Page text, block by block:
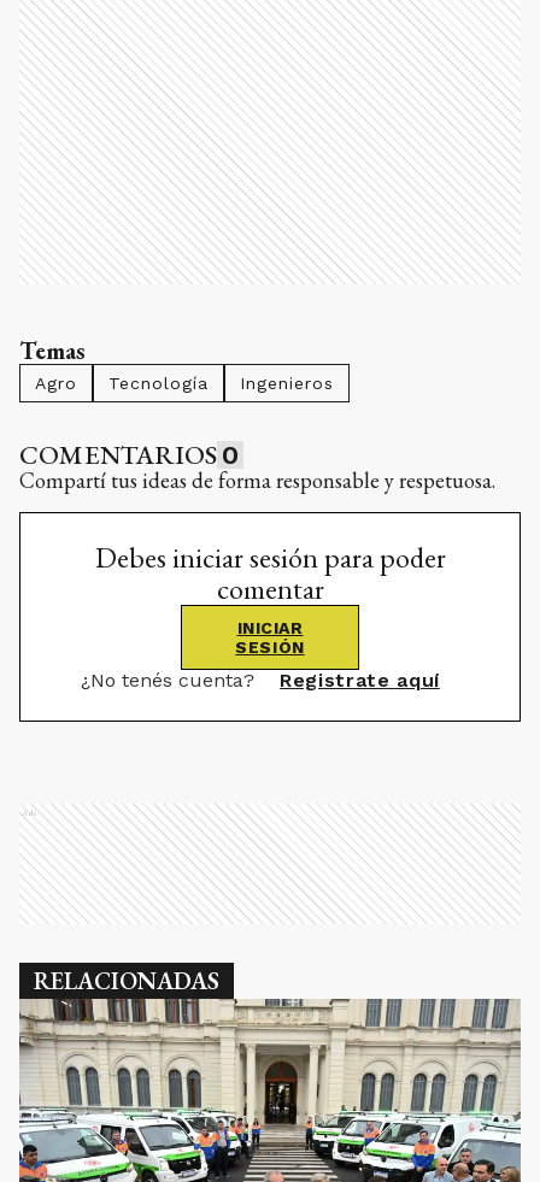
Temas
Agro Tecnología Ingenieros
COMENTARIOS 0
Compartí tus ideas de forma responsable y respetuosa.
Debes iniciar sesión para poder
comentar
INICIAR
SESIÓN
¿No tenés cuenta? Registrate aquí
Ads
RELACIONADAS